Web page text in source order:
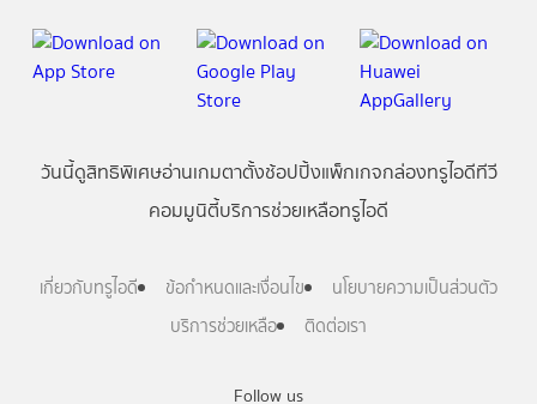
Follow us
วันนี้ดูสิทธิพิเศษอ่านเกมตาตั้งช้อปปิ้งแพ็กเกจกล่องทรูไอดีทีวี
คอมมูนิตี้บริการช่วยเหลือทรูไอดี
เกี่ยวกับทรูไอดี ข้อกำหนดและเงื่อนไข
นโยบายความเป็นส่วนตัว
บริการช่วยเหลือ
ติดต่อเรา